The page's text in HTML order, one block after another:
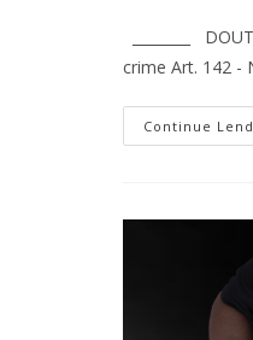
________
crime Art. 142 -
Continue